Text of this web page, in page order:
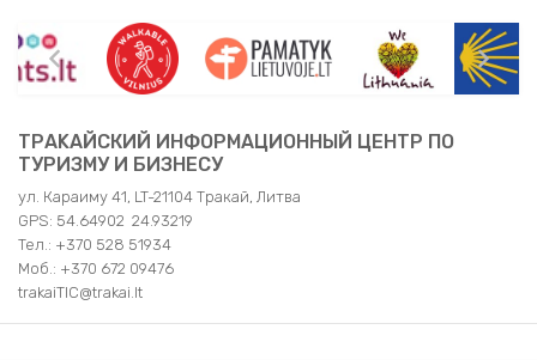
TРAKAЙСКИЙ ИНФОРМАЦИОННЫЙ ЦЕНТР ПО
ТУРИЗМУ И БИЗНЕСУ
ул. Караиму 41, LT-21104 Тракай, Литва
GPS: 54.64902 24.93219
Teл.: +370 528 51934
Moб.: +370 672 09476
trakaiTIC@trakai.lt